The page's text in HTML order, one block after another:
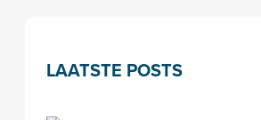
LAATSTE POSTS